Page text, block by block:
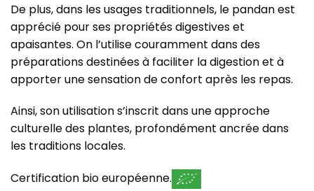
De plus, dans les usages traditionnels, le pandan est
apprécié pour ses propriétés digestives et
apaisantes. On l’utilise couramment dans des
préparations destinées à faciliter la digestion et à
apporter une sensation de confort après les repas.
Ainsi, son utilisation s’inscrit dans une approche
culturelle des plantes, profondément ancrée dans
les traditions locales.
Certification bio européenne.